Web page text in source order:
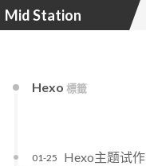
Mid Station
Hexo 標籤
Hexo主题试作
01-25